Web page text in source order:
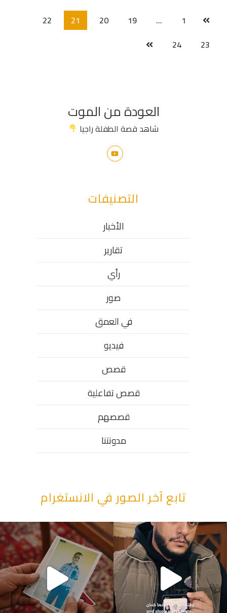
1
…
19
20
21
22
23
24
العودة من الموت
شاهد قصة الطفلة راجيا
التصنيفات
الأخبار
تقارير
رأي
صور
في العمق
فيديو
قصص
قصص تفاعلية
قصصهم
مدونتنا
تابع آخر الصور في الانستغرام
“وقت بيمرق العيد.. ببكي.” ف